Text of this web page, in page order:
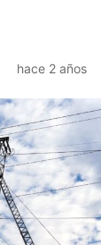
hace 2 años